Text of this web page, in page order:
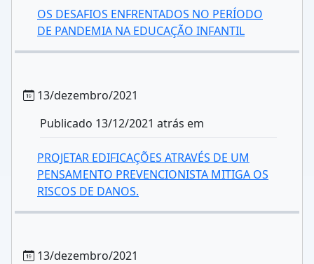
OS DESAFIOS ENFRENTADOS NO PERÍODO
DE PANDEMIA NA EDUCAÇÃO INFANTIL
13/dezembro/2021
Publicado 13/12/2021 atrás em
PROJETAR EDIFICAÇÕES ATRAVÉS DE UM
PENSAMENTO PREVENCIONISTA MITIGA OS
RISCOS DE DANOS.
13/dezembro/2021